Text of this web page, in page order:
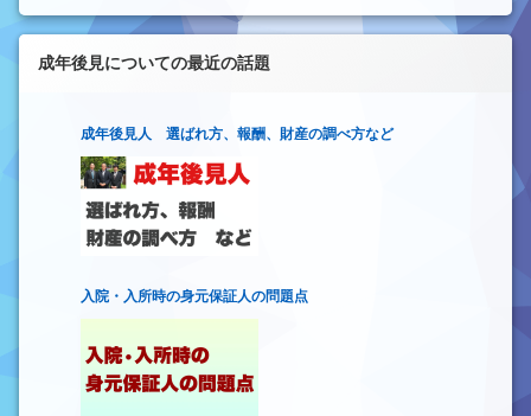
成年後見についての最近の話題
成年後見人 選ばれ方、報酬、財産の調べ方など
入院・入所時の身元保証人の問題点